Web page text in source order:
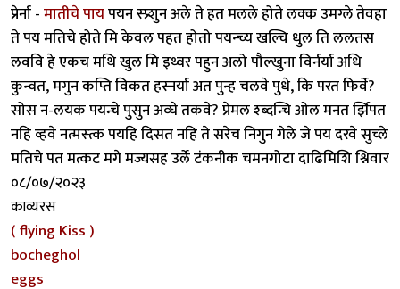
प्रेर्ना -मातीचे पायपयन स्प्र्शुन अले ते हत मलले होते लक्क उमग्ले तेवहा
ते पय मतिचे होते मि केवल पहत होतो पयन्च्य खल्चि धुल ति ललतस
लववि हे एकच मथि खुल मि इथ्वर पहुन अलो पौल्खुना विर्नर्या अधि
कुन्वत, मगुन कप्ति विकत हस्नर्या अत पुन्ह चलवे पुधे, कि परत फिर्वे?
सोस न-लयक पयन्चे पुसुन अव्घे तकवे? प्रेमल श्ब्दन्चि ओल मनत र्झिपत
नहि व्हवे नत्मस्त्क पयहि दिसत नहि ते सरेच निगुन गेले जे पय दरवे सुच्ले
मतिचे पत मत्कट मगे मज्यसह उर्ले टंकनीक चमनगोटा दाढिमिशि श्निवार
०८/०७/२०२३
काव्यरस
( flying Kiss )
bocheghol
eggs